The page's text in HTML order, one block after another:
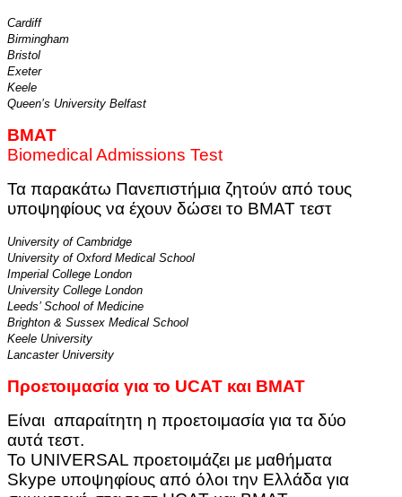
Cardiff
Birmingham
Bristol
Exeter
Keele
Queen’s University Belfast
BMAT
Biomedical Admissions Test
Τα παρακάτω Πανεπιστήμια ζητούν από τους
υποψηφίους να έχουν δώσει το BMAT τεστ
University of Cambridge
University of Oxford Medical School
Imperial College London
University College London
Leeds’ School of Medicine
Brighton & Sussex Medical School
Keele University
Lancaster University
Προετοιμασία για το UCAT και BMAT
Είναι απαραίτητη η προετοιμασία για τα δύο
αυτά τεστ.
Το UNIVERSAL προετοιμάζει με μαθήματα
Skype υποψηφίους από όλοι την Ελλάδα για